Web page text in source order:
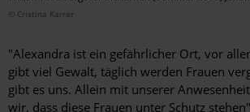
© Cristina Karrer
"Alexandra ist ein gefährlicher Ort, vor
gibt viel Gewalt, täglich werden Frauen
gibt es uns. Allein mit unserer
wir, dass diese Frauen unter Schutz